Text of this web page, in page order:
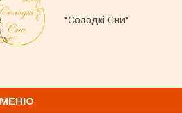
"Солодкі Сни"